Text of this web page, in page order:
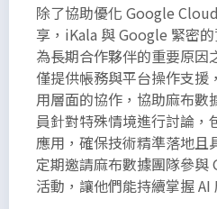
除了協助優化 Google
享，iKala 與 Google 緊密
為長期合作夥伴的重要原因
僅提供帳務與平台操作支援
用層面的協作，協助麻布數
員針對特殊情境進行討論
應用，確保技術精準落地且
定期邀請麻布數據團隊參
活動，讓他們能持續掌握 AI